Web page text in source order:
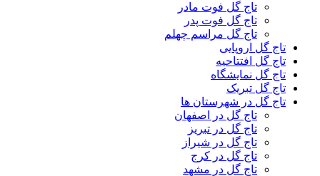
تاج گل فوت مادر
تاج گل فوت پدر
تاج گل مراسم چهلم
تاج گل اروپایی
تاج گل افتتاحیه
تاج گل نمایشگاه
تاج گل تبریک
تاج گل در شهرستان ها
تاج گل در اصفهان
تاج گل در تبریز
تاج گل در شیراز
تاج گل در کرج
تاج گل در مشهد